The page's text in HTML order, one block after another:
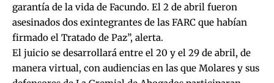
garantía de la vida de Facundo. El 2 de abril fueron
asesinados dos exintegrantes de las FARC que habían
firmado el Tratado de Paz”, alerta.
El juicio se desarrollará entre el 20 y el 29 de abril, de
manera virtual, con audiencias en las que Molares y sus